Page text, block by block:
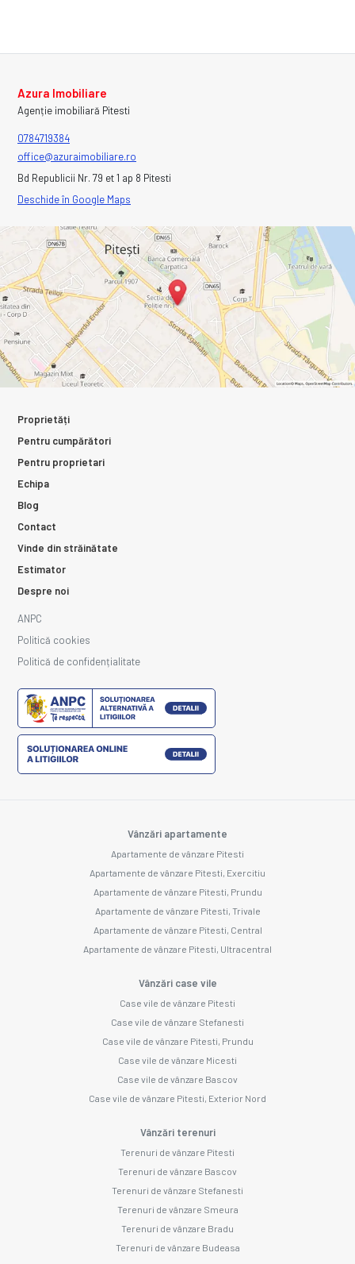
Azura Imobiliare
Agenție imobiliară Pitesti
0784719384
office@azuraimobiliare.ro
Bd Republicii Nr. 79 et 1 ap 8 Pitesti
Deschide în Google Maps
Proprietăți
Pentru cumpărători
Pentru proprietari
Echipa
Blog
Contact
Vinde din străinătate
Estimator
Despre noi
ANPC
Politică cookies
Politică de confidențialitate
Vânzări apartamente
Apartamente de vânzare Pitesti
Apartamente de vânzare Pitesti, Exercitiu
Apartamente de vânzare Pitesti, Prundu
Apartamente de vânzare Pitesti, Trivale
Apartamente de vânzare Pitesti, Central
Apartamente de vânzare Pitesti, Ultracentral
Vânzări case vile
Case vile de vânzare Pitesti
Case vile de vânzare Stefanesti
Case vile de vânzare Pitesti, Prundu
Case vile de vânzare Micesti
Case vile de vânzare Bascov
Case vile de vânzare Pitesti, Exterior Nord
Vânzări terenuri
Terenuri de vânzare Pitesti
Terenuri de vânzare Bascov
Terenuri de vânzare Stefanesti
Terenuri de vânzare Smeura
Terenuri de vânzare Bradu
Terenuri de vânzare Budeasa